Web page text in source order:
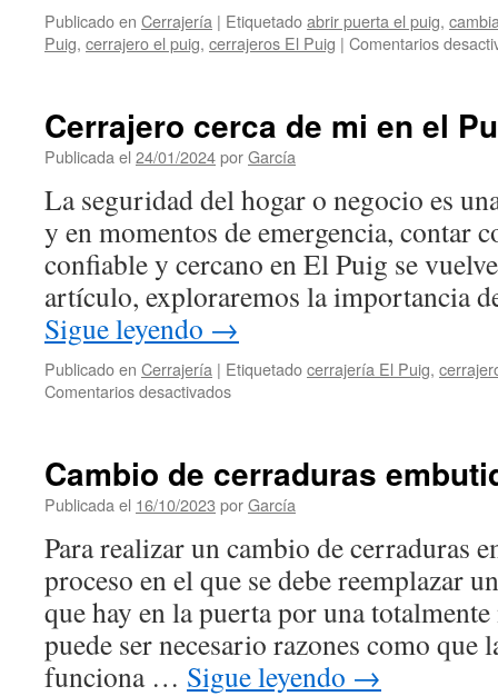
Publicado en Cerrajería | Etiquetadoabrir puerta el puig,
Puig, cerrajero el puig, cerrajeros El Puig | Comentarios
Cerrajero cerca de mi en el
Publicada el 24/01/2024porGarcía
La seguridad del hogar o negocio es
y en momentos de emergencia, contar
confiable y cercano en El Puig se
artículo, exploraremos la importancia
Sigue leyendo →
Publicado en Cerrajería | Etiquetadocerrajería El Puig,
Comentarios desactivadosen
mi
en
Puig
Cambio de cerraduras
Publicada el 16/10/2023 porGarcía
Para realizar un cambio de cerraduras
proceso en el que se debe reemplazar
que hay en la puerta por una
puede ser necesario razones como que
funciona … Sigue leyendo →